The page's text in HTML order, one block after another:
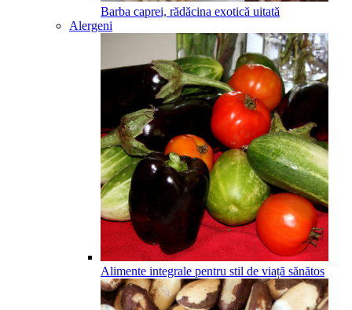
Barba caprei, rădăcina exotică uitată
Alergeni
Alimente integrale pentru stil de viață sănătos